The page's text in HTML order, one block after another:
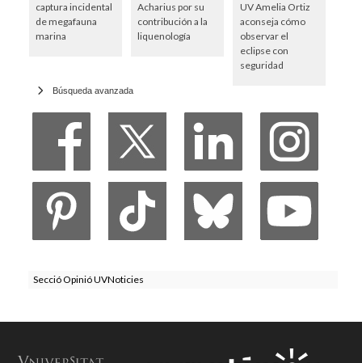
captura incidental
de megafauna
marina
Acharius por su
contribución a la
liquenología
UV Amelia Ortiz
aconseja cómo
observar el
eclipse con
seguridad
Búsqueda avanzada
Secció Opinió UVNoticies